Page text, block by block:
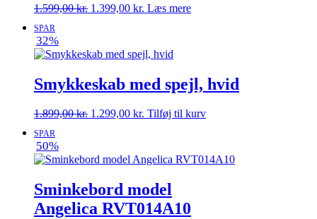
1.599,00kr. Den
1.599,00 kr..
1.399,00 kr. Den
1.399,00 kr..
Læs mere
SPAR
32%
Smykkeskab med spejl, hvid
1.899,00kr. Den
1.899,00 kr..
1.299,00 kr. Den
1.299,00 kr..
Tilføj til kurv
SPAR
50%
Sminkebord model
Angelica RVT014A10